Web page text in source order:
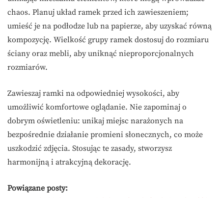
chaos. Planuj układ ramek przed ich zawieszeniem;
umieść je na podłodze lub na papierze, aby uzyskać równą
kompozycję. Wielkość grupy ramek dostosuj do rozmiaru
ściany oraz mebli, aby uniknąć nieproporcjonalnych
rozmiarów.
Zawieszaj ramki na odpowiedniej wysokości, aby
umożliwić komfortowe oglądanie. Nie zapominaj o
dobrym oświetleniu: unikaj miejsc narażonych na
bezpośrednie działanie promieni słonecznych, co może
uszkodzić zdjęcia. Stosując te zasady, stworzysz
harmonijną i atrakcyjną dekorację.
Powiązane posty: